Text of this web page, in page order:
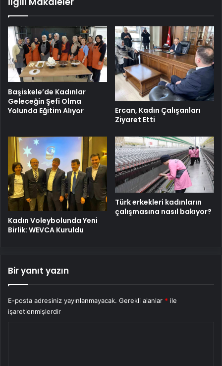
Başiskele’de Kadınlar
Geleceğin Şefi Olma
Yolunda Eğitim Alıyor
Ercan, Kadın Çalışanları
Ziyaret Etti
Kadın Voleybolunda Yeni
Birlik: WEVCA Kuruldu
Türk erkekleri kadınların
çalışmasına nasıl bakıyor?
Bir yanıt yazın
E-posta adresiniz yayınlanmayacak. Gerekli alanlar * ile
işaretlenmişlerdir